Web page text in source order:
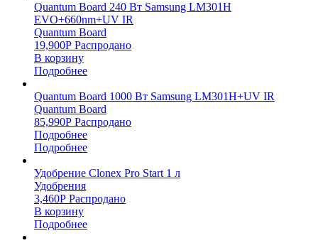
Quantum Board 240 Вт Samsung LM301H
EVO+660nm+UV IR
Quantum Board
19,900Р Распродано
В корзину
Подробнее
Quantum Board 1000 Вт Samsung LM301H+UV IR
Quantum Board
85,990Р Распродано
Подробнее
Подробнее
Удобрение Clonex Pro Start 1 л
Удобрения
3,460Р Распродано
В корзину
Подробнее